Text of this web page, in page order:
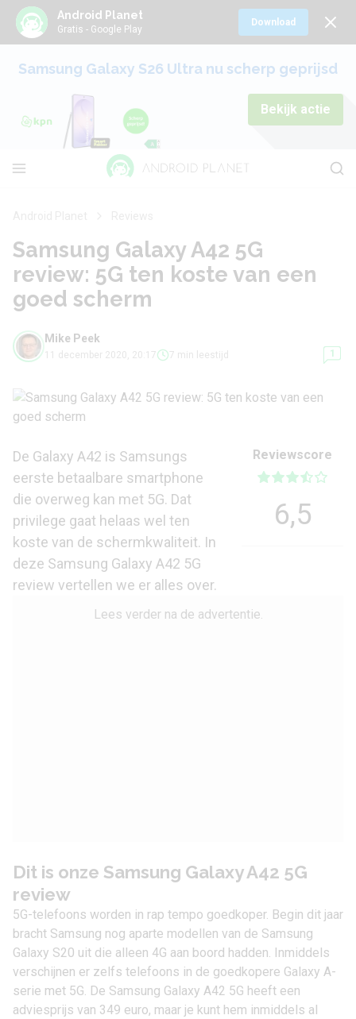
Android Planet
Gratis - Google Play
Download
Samsung Galaxy S26 Ultra nu scherp geprijsd
Bekijk actie
Samsung Galaxy A42 5G
review: 5G ten koste van een
goed scherm
Mike Peek
11 december 2020, 20:17 7 min leestijd 1
Reviewscore
6,5
De Galaxy A42 is Samsungs
eerste betaalbare smartphone
die overweg kan met 5G. Dat
privilege gaat helaas wel ten
koste van de schermkwaliteit. In
deze Samsung Galaxy A42 5G
review vertellen we er alles over.
Lees verder na de advertentie.
Dit is onze Samsung Galaxy A42 5G
review
5G-telefoons worden in rap tempo goedkoper. Begin dit jaar
bracht Samsung nog aparte modellen van de Samsung
Galaxy S20 uit die alleen 4G aan boord hadden. Inmiddels
verschijnen er zelfs telefoons in de goedkopere Galaxy A-
serie met 5G. De Samsung Galaxy A42 5G heeft een
adviesprijs van 349 euro, maar je kunt hem inmiddels al